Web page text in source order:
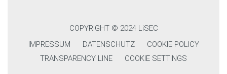
COPYRIGHT © 2024 LiSEC
IMPRESSUM
DATENSCHUTZ
COOKIE POLICY
TRANSPARENCY LINE
COOKIE SETTINGS